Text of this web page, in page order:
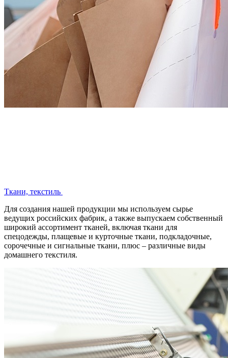
Ткани, текстиль
Для создания нашей продукции мы используем сырье
ведущих российских фабрик, а также выпускаем собственный
широкий ассортимент тканей, включая ткани для
спецодежды, плащевые и курточные ткани, подкладочные,
сорочечные и сигнальные ткани, плюс – различные виды
домашнего текстиля.